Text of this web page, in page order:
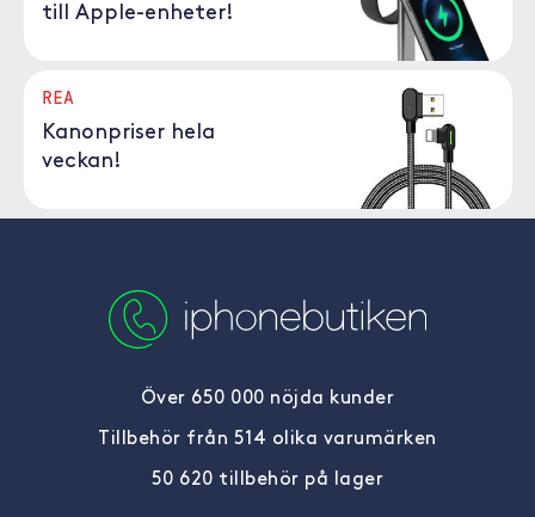
till Apple-enheter!
REA
Kanonpriser hela
veckan!
Över 650 000 nöjda kunder
Tillbehör från 514 olika varumärken
50 620 tillbehör på lager